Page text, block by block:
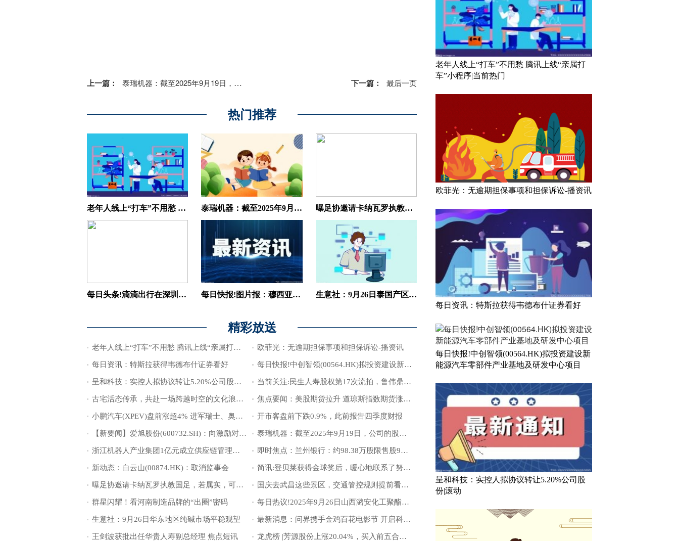
上一篇： 泰瑞机器：截至2025年9月19日，公司的股东人数为15084户 下一篇： 最后一页
热门推荐
老年人线上“打车”不用愁 腾讯上线“亲属打车”小程序|当前热门 泰瑞机器：截至2025年9月19日，公司的股东人数为15084户 曝足协邀请卡纳瓦罗执教国足，若属实，可以备战2034年世界杯了|今日热讯
每日头条!滴滴出行在深圳成立快驾智行科技公司 每日快报!图片报：穆西亚拉已无须拄拐和穿特制靴，下一步是室外跑步训练 生意社：9月26日泰国产区橡胶原料行情稳中走低_消息
精彩放送
老年人线上“打车”不用愁 腾讯上线“亲属打车”小程序|当前热门 欧菲光：无逾期担保事项和担保诉讼-播资讯
每日资讯：特斯拉获得韦德布什证券看好 每日快报!中创智领(00564.HK)拟投资建设新能源汽车零部件产业基地及研发中心项目
呈和科技：实控人拟协议转让5.20%公司股份|滚动 当前关注:民生人寿股权第17次流拍，鲁伟鼎找不到接盘者
古宅活态传承，共赴一场跨越时空的文化浪漫之约 焦点要闻：美股期货拉升 道琼斯指数期货涨0.46%
小鹏汽车(XPEV)盘前涨超4% 进军瑞士、奥地利及匈牙利等欧国市场 播报 开市客盘前下跌0.9%，此前报告四季度财报
【新要闻】爱旭股份(600732.SH)：向激励对象预留授予398.25万股限制性股票与63.50万份股票期权 泰瑞机器：截至2025年9月19日，公司的股东人数为15084户
浙江机器人产业集团1亿元成立供应链管理公司 即时焦点：兰州银行：约98.38万股限售股9月30日解禁
新动态：白云山(00874.HK)：取消监事会 简讯:登贝莱获得金球奖后，暖心地联系了努里的家人
曝足协邀请卡纳瓦罗执教国足，若属实，可以备战2034年世界杯了|今日热讯 国庆去武昌这些景区，交通管控规则提前看！ 前沿热点
群星闪耀！看河南制造品牌的“出圈”密码 每日热议!2025年9月26日山西潞安化工聚酯级乙二醇起拍价4030元/吨
生意社：9月26日华东地区纯碱市场平稳观望 最新消息：问界携手金鸡百花电影节 开启科技与艺术跨界合作新境界
王剑波获批出任华贵人寿副总经理 焦点短讯 龙虎榜 |芳源股份上涨20.04%，买入前五合计买入6556.42万元-焦点信息
老年人线上“打车”不用愁 腾讯上线“亲属打
车”小程序|当前热门
欧菲光：无逾期担保事项和担保诉讼-播资讯
每日资讯：特斯拉获得韦德布什证券看好
每日快报!中创智领(00564.HK)拟投资建设新
能源汽车零部件产业基地及研发中心项目
呈和科技：实控人拟协议转让5.20%公司股
份|滚动